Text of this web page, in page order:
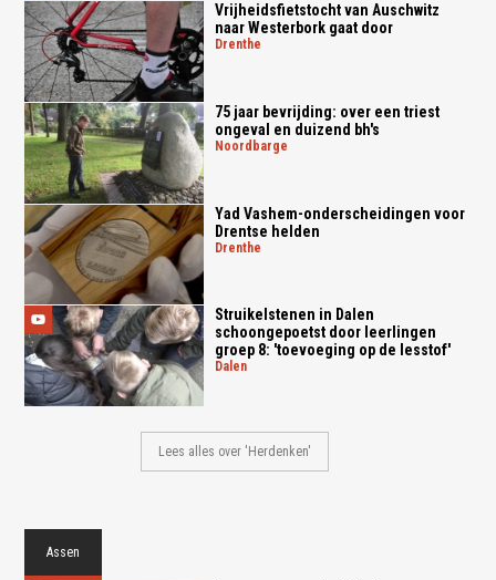
Vrijheidsfietstocht van Auschwitz
naar Westerbork gaat door
drenthe
75 jaar bevrijding: over een triest
ongeval en duizend bh's
noordbarge
Yad Vashem-onderscheidingen voor
Drentse helden
drenthe
Struikelstenen in Dalen
schoongepoetst door leerlingen
groep 8: 'toevoeging op de lesstof'
dalen
Lees alles over 'Herdenken'
Assen